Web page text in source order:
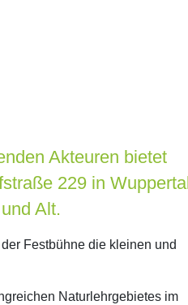
Akteuren bietet
229 in Wuppertal
Alt.
Festbühne die kleinen und
Naturlehrgebietes im